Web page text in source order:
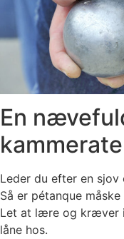
En
Leder du efter en
Så er pétanque
Let at lære og kræver
låne hos.